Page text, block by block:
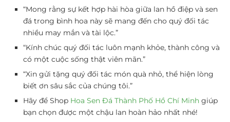
“Mong rằng sự kết hợp hài hòa giữa lan hồ điệp và sen
đá trong bình hoa này sẽ mang đến cho quý đối tác
nhiều may mắn và tài lộc.”
“Kính chúc quý đối tác luôn mạnh khỏe, thành công và
có một cuộc sống thật viên mãn.”
“Xin gửi tặng quý đối tác món quà nhỏ, thể hiện lòng
biết ơn sâu sắc của chúng tôi.”
Hãy để Shop Hoa Sen Đá Thành Phố Hồ Chí Minh giúp
bạn chọn được một chậu lan hoàn hảo nhất nhé!